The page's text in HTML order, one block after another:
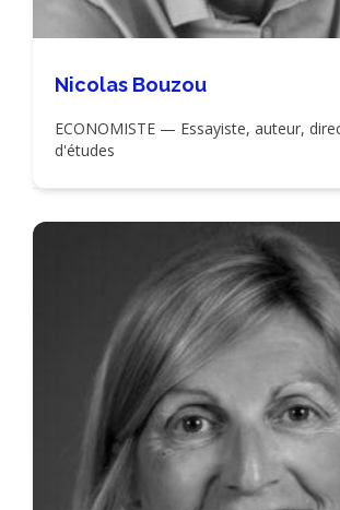
Nicolas Bouzou
ECONOMISTE — Essayiste, auteur,
d'études